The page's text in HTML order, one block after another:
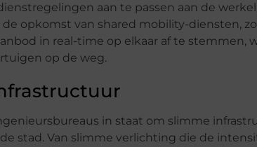
aan te passen aan de
opkomst van shared mobility-diensten,
in real-time op elkaar af te stemmen,
op de weg.
in staat om slimme
stad. Van slimme verlichting die de